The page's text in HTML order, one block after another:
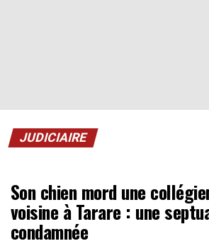
JUDICIAIRE
Son chien mord une
voisine à Tarare : une
condamnée